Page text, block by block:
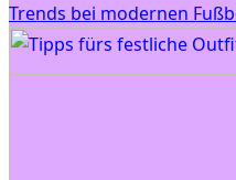
Trends bei modernen